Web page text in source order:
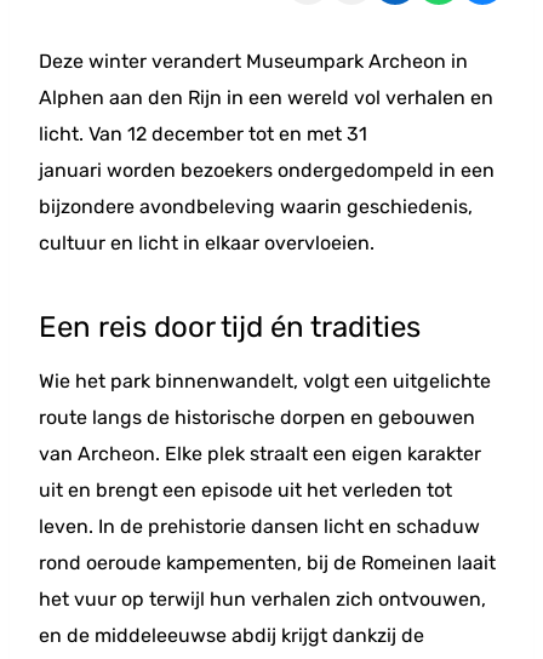
Deze winter verandert Museumpark Archeon in
Alphen aan den Rijn in een wereld vol verhalen en
licht. Van 12 december tot en met 31
januari worden bezoekers ondergedompeld in een
bijzondere avondbeleving waarin geschiedenis,
cultuur en licht in elkaar overvloeien.
Een reis door tijd én tradities
Wie het park binnenwandelt, volgt een uitgelichte
route langs de historische dorpen en gebouwen
van Archeon. Elke plek straalt een eigen karakter
uit en brengt een episode uit het verleden tot
leven. In de prehistorie dansen licht en schaduw
rond oeroude kampementen, bij de Romeinen laait
het vuur op terwijl hun verhalen zich ontvouwen,
en de middeleeuwse abdij krijgt dankzij de